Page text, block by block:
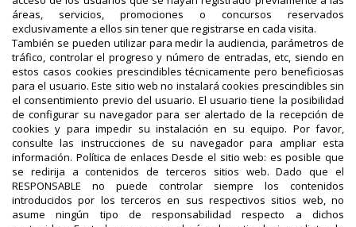
áreas, servicios, promociones o concursos reservados
exclusivamente a ellos sin tener que registrarse en cada visita.
También se pueden utilizar para medir la audiencia, parámetros de
tráfico, controlar el progreso y número de entradas, etc, siendo en
estos casos cookies prescindibles técnicamente pero beneficiosas
para el usuario. Este sitio web no instalará cookies prescindibles sin
el consentimiento previo del usuario. El usuario tiene la posibilidad
de configurar su navegador para ser alertado de la recepción de
cookies y para impedir su instalación en su equipo. Por favor,
consulte las instrucciones de su navegador para ampliar esta
información. Política de enlaces Desde el sitio web: es posible que
se redirija a contenidos de terceros sitios web. Dado que el
RESPONSABLE no puede controlar siempre los contenidos
introducidos por los terceros en sus respectivos sitios web, no
asume ningún tipo de responsabilidad respecto a dichos